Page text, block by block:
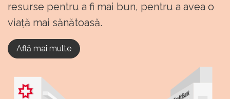
resurse pentru a fi mai bun, pentru a avea o
viață mai sănătoasă.
Află mai multe